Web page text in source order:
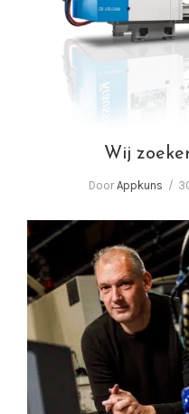
Wij
Wij
DoorAppkuns
In gesprek met
Appkuns |